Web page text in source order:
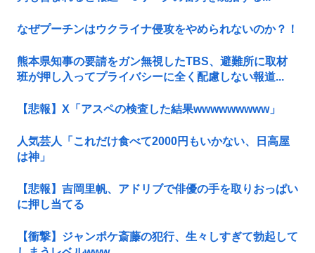
なぜプーチンはウクライナ侵攻をやめられないのか？！
熊本県知事の要請をガン無視したTBS、避難所に取材
班が押し入ってプライバシーに全く配慮しない報道...
【悲報】X「アスペの検査した結果wwwwwwwww」
人気芸人「これだけ食べて2000円もいかない、日高屋
は神」
【悲報】吉岡里帆、アドリブで俳優の手を取りおっぱい
に押し当てる
【衝撃】ジャンポケ斎藤の犯行、生々しすぎて勃起して